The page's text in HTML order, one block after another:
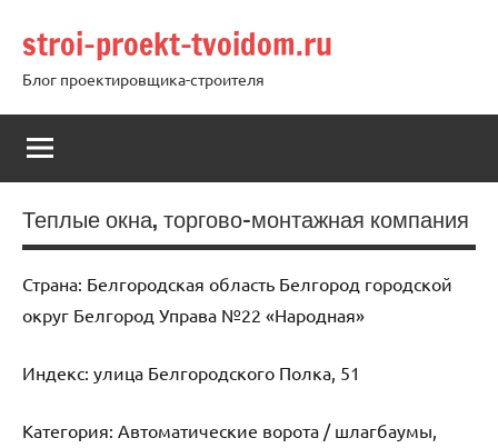
содержимому
stroi-proekt-tvoidom.ru
Блог проектировщика-строителя
Теплые окна, торгово-монтажная компания
Страна: Белгородская область Белгород городской
округ Белгород Управа №22 «Народная»
Индекс: улица Белгородского Полка, 51
Категория: Автоматические ворота / шлагбаумы,